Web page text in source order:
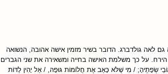
לאה גולדברג. הדובר בשיר מזמין אישה אהובה, הנשואה
על כך משלמת האישה בחייה ומשאירה את שני הגברים
שְׂפָתֶיהָ; / מִי שֶׁלֹּא כָּאַב אֶת חֲלוֹמוֹת גּוּפָהּ, / אַל יָהִין לַדּוֹת